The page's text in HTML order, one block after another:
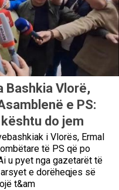
Bashkia Vlorë,
e PS:
do jem
i Vlorës, Ermal
të PS që po
u pyet nga gazetarët të
e dorëheqjes së
t&am